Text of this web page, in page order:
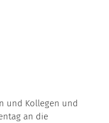
und Kollegen und
an die